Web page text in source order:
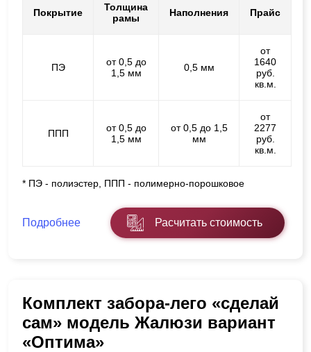
Покрытие
Толщина
рамы
Наполнения Прайс
ПЭ
от 0,5 до
1,5 мм
0,5 мм
от
1640
руб.
кв.м.
ППП
от 0,5 до
1,5 мм
от 0,5 до 1,5
мм
от
2277
руб.
кв.м.
* ПЭ - полиэстер, ППП - полимерно-порошковое
Подробнее Расчитать стоимость
Комплект забора-лего «сделай
сам» модель Жалюзи вариант
«Оптима»